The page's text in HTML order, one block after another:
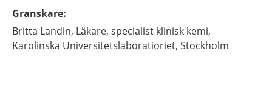
Granskare:
Britta Landin, Läkare, specialist klinisk kemi,
Karolinska Universitetslaboratioriet, Stockholm